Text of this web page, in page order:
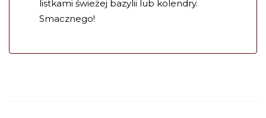
listkami świeżej bazylii lub kolendry.
Smacznego!